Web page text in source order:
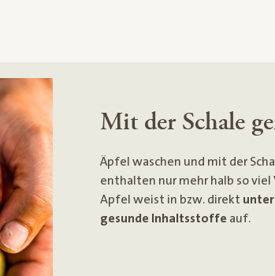
Mit der Schale
Äpfel waschen und mit der
enthalten nur mehr halb so viel
Apfel weist in bzw. direkt unter
gesunde Inhaltsstoffe auf.